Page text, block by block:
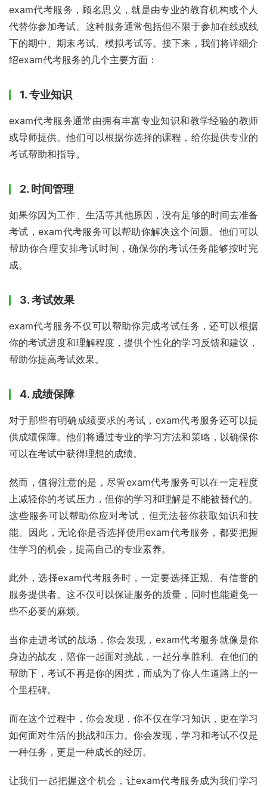
exam代考服务，顾名思义，就是由专业的教育机构或个人
代替你参加考试。这种服务通常包括但不限于参加在线或线
下的期中、期末考试、模拟考试等。接下来，我们将详细介
绍exam代考服务的几个主要方面：
1. 专业知识
exam代考服务通常由拥有丰富专业知识和教学经验的教师
或导师提供。他们可以根据你选择的课程，给你提供专业的
考试帮助和指导。
2. 时间管理
如果你因为工作、生活等其他原因，没有足够的时间去准备
考试，exam代考服务可以帮助你解决这个问题。他们可以
帮助你合理安排考试时间，确保你的考试任务能够按时完
成。
3. 考试效果
exam代考服务不仅可以帮助你完成考试任务，还可以根据
你的考试进度和理解程度，提供个性化的学习反馈和建议，
帮助你提高考试效果。
4. 成绩保障
对于那些有明确成绩要求的考试，exam代考服务还可以提
供成绩保障。他们将通过专业的学习方法和策略，以确保你
可以在考试中获得理想的成绩。
然而，值得注意的是，尽管exam代考服务可以在一定程度
上减轻你的考试压力，但你的学习和理解是不能被替代的。
这些服务可以帮助你应对考试，但无法替你获取知识和技
能。因此，无论你是否选择使用exam代考服务，都要把握
住学习的机会，提高自己的专业素养。
此外，选择exam代考服务时，一定要选择正规、有信誉的
服务提供者。这不仅可以保证服务的质量，同时也能避免一
些不必要的麻烦。
当你走进考试的战场，你会发现，exam代考服务就像是你
身边的战友，陪你一起面对挑战，一起分享胜利。在他们的
帮助下，考试不再是你的困扰，而成为了你人生道路上的一
个里程碑。
而在这个过程中，你会发现，你不仅在学习知识，更在学习
如何面对生活的挑战和压力。你会发现，学习和考试不仅是
一种任务，更是一种成长的经历。
让我们一起把握这个机会，让exam代考服务成为我们学习